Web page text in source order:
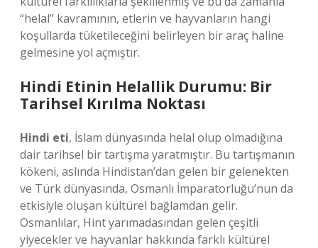
“helal” kavramının, etlerin ve hayvanların hangi
koşullarda tüketileceğini belirleyen bir araç haline
gelmesine yol açmıştır.
Hindi Etinin Helallik Durumu: Bir
Tarihsel Kırılma Noktası
Hindi eti, İslam dünyasında helal olup olmadığına
dair tarihsel bir tartışma yaratmıştır. Bu tartışmanın
kökeni, aslında Hindistan’dan gelen bir gelenekten
ve Türk dünyasında, Osmanlı İmparatorluğu’nun da
etkisiyle oluşan kültürel bağlamdan gelir.
Osmanlılar, Hint yarımadasından gelen çeşitli
yiyecekler ve hayvanlar hakkında farklı kültürel